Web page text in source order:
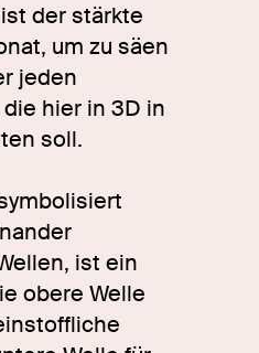
der stärkte
um zu säen
jeden
hier in 3D in
soll.
ist ein
obere Welle